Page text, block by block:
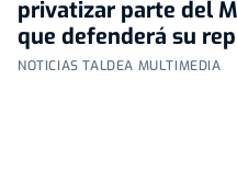
privatizar parte del
que defenderá su
NOTICIAS TALDEA MULTIMEDIA